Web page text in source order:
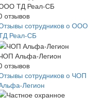
ТД Реал-СБ
отзывов
сотрудников о ООО
Реал-СБ
Альфа-Легион
отзывов
сотрудников о ЧОП
Легион